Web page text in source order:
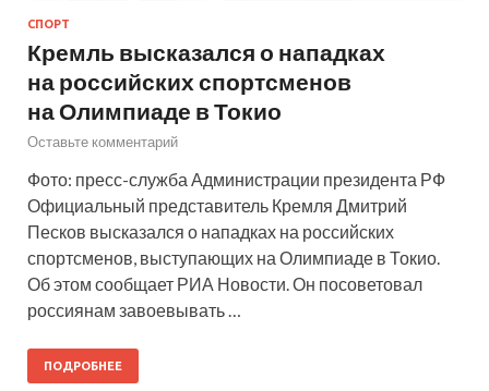
СПОРТ
Кремль высказался о нападках
на российских спортсменов
на Олимпиаде в Токио
Оставьте комментарий
Фото: пресс-служба Администрации президента РФ
Официальный представитель Кремля Дмитрий
Песков высказался о нападках на российских
спортсменов, выступающих на Олимпиаде в Токио.
Об этом сообщает РИА Новости. Он посоветовал
россиянам завоевывать …
ПОДРОБНЕЕ